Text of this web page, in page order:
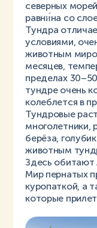
северных
равни́на со
Тундра
условиями,
животным
месяцев,
пределах
тундре очень
колеблется в
Тундровые
многолетники,
берёза,
животным
Здесь обитают
Мир пернатых
куропаткой, а
которые